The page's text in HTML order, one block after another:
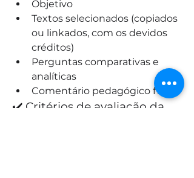
Objetivo
Textos selecionados (copiados
ou linkados, com os devidos
créditos)
Perguntas comparativas e
analíticas
Comentário pedagógico final
✔️ Critérios de avaliação da